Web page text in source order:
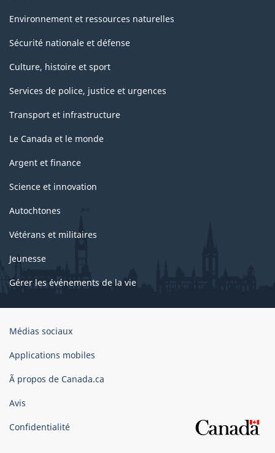
Environnement et ressources naturelles
Sécurité nationale et défense
Culture, histoire et sport
Services de police, justice et urgences
Transport et infrastructure
Le Canada et le monde
Argent et finance
Science et innovation
Autochtones
Vétérans et militaires
Jeunesse
Gérer les événements de la vie
Organisation
gouvernement
Canada
Médias sociaux
Applications mobiles
Ã propos de Canada.ca
Avis
Confidentialité